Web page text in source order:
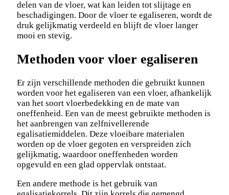
delen van de vloer, wat kan leiden tot slijtage en
beschadigingen. Door de vloer te egaliseren, wordt de
druk gelijkmatig verdeeld en blijft de vloer langer
mooi en stevig.
Methoden voor vloer egaliseren
Er zijn verschillende methoden die gebruikt kunnen
worden voor het egaliseren van een vloer, afhankelijk
van het soort vloerbedekking en de mate van
oneffenheid. Een van de meest gebruikte methoden is
het aanbrengen van zelfnivellerende
egalisatiemiddelen. Deze vloeibare materialen
worden op de vloer gegoten en verspreiden zich
gelijkmatig, waardoor oneffenheden worden
opgevuld en een glad oppervlak ontstaat.
Een andere methode is het gebruik van